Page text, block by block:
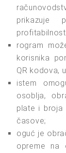
prikazuje
rogram
korisnika
QR kodova,
istem
osoblja,
plate i broja
časove;
oguć je
opreme na